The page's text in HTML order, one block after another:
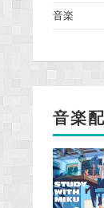
音楽
音楽